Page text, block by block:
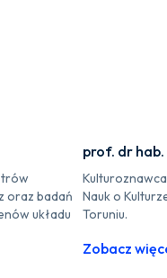
oraz badań
układu
prof. dr
Nauk o
Toruniu.
Zobacz